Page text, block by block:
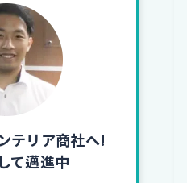
テリア商社へ!
て邁進中